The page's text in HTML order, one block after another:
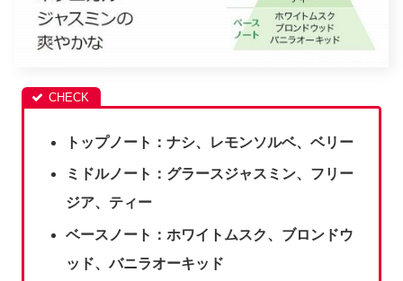
トップノート：ナシ、レモンソルベ、ベリー
ミドルノート：グラースジャスミン、フリー
ジア、ティー
ベースノート：ホワイトムスク、ブロンドウ
ッド、バニラオーキッド